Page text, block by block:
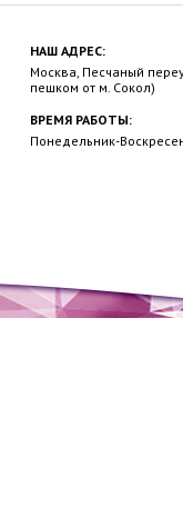
НАШ АДРЕС:
Москва, Песчаный
пешком от м. Сокол)
ВРЕМЯ РАБОТЫ:
Понедельник-